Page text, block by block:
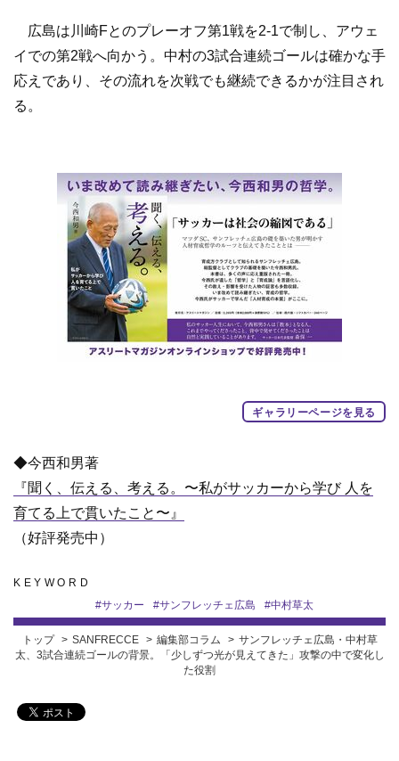
広島は川崎Fとのプレーオフ第1戦を2-1で制し、アウェ
イでの第2戦へ向かう。中村の3試合連続ゴールは確かな手
応えであり、その流れを次戦でも継続できるかが注目され
る。
ギャラリーページを見る
◆今西和男著
『聞く、伝える、考える。〜私がサッカーから学び 人を
育てる上で貫いたこと〜』
（好評発売中）
KEYWORD
#サッカー #サンフレッチェ広島 #中村草太
トップ SANFRECCE 編集部コラム
サンフレッチェ広島・中村草
太、3試合連続ゴールの背景。「少しずつ光が見えてきた」攻撃の中で変化し
た役割